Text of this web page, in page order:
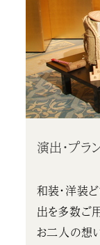
演出・プラ
和装・洋装
出を多数ご
お二人の想